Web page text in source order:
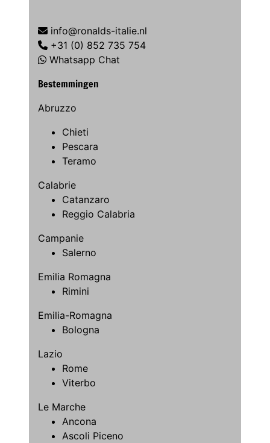
info@ronalds-italie.nl
+31 (0) 852 735 754
Whatsapp Chat
Bestemmingen
Abruzzo
Chieti
Pescara
Teramo
Calabrie
Catanzaro
Reggio Calabria
Campanie
Salerno
Emilia Romagna
Rimini
Emilia-Romagna
Bologna
Lazio
Rome
Viterbo
Le Marche
Ancona
Ascoli Piceno